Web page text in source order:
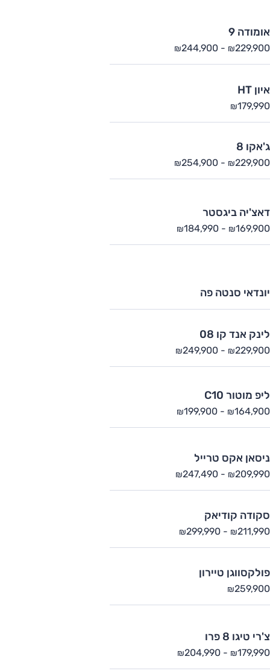
אומודה 9
₪229,900
-
₪244,900
איון HT
₪179,990
ג'אקו 8
₪229,900
-
₪254,900
דאצ'יה ביגסטר
₪169,900
-
₪184,990
יונדאי סנטה פה
לינק אנד קו 08
₪229,900
-
₪249,900
ליפ מוטור C10
₪164,900
-
₪199,900
ניסאן אקס טרייל
₪209,990
-
₪247,490
סקודה קודיאק
₪211,990
-
₪299,990
פולקסווגן טיירון
₪259,900
צ'רי טיגו 8 פרו
₪179,990
-
₪204,990